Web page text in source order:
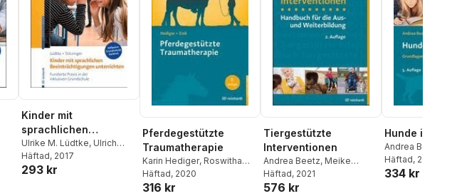
Kinder mit
sprachlichen
Beeinträchtigungen
unterrichten
Ulrike M. Lüdtke, Ulrich
Stitzinger
Häftad, 2017
293 kr
Pferdegestützte
Traumatherapie
Karin Hediger, Roswitha
Zink
Häftad, 2020
316 kr
Tiergestützte
Interventionen
Andrea Beetz, Meike
Riedel, Rainer Wohlfarth
Häftad, 2021
576 kr
Hunde im
Andrea Beetz
Häftad, 2021
334 kr